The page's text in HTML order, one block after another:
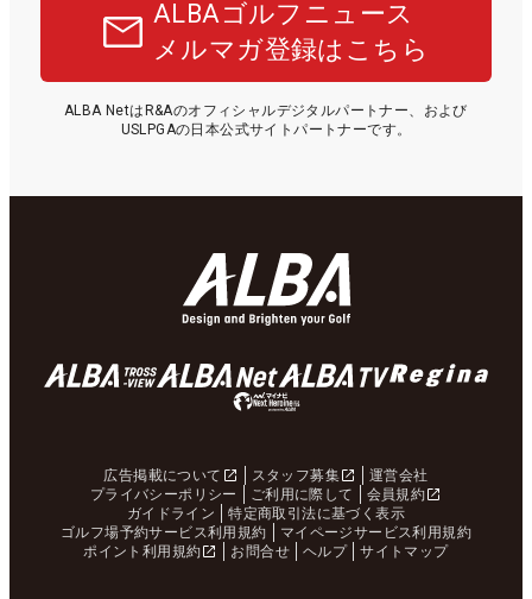
ALBAゴルフニュース
メルマガ登録はこちら
ALBA NetはR&Aのオフィシャルデジタルパートナー、および
USLPGAの日本公式サイトパートナーです。
広告掲載について スタッフ募集
運営会社
プライバシーポリシー
ご利用に際して
会員規約
ガイドライン
特定商取引法に基づく表示
ゴルフ場予約サービス利用規約
マイページサービス利用規約
ポイント利用規約
お問合せ ヘルプ サイトマップ